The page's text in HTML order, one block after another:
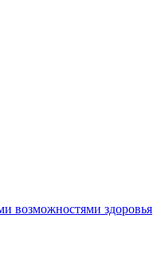
возможностями здоровья